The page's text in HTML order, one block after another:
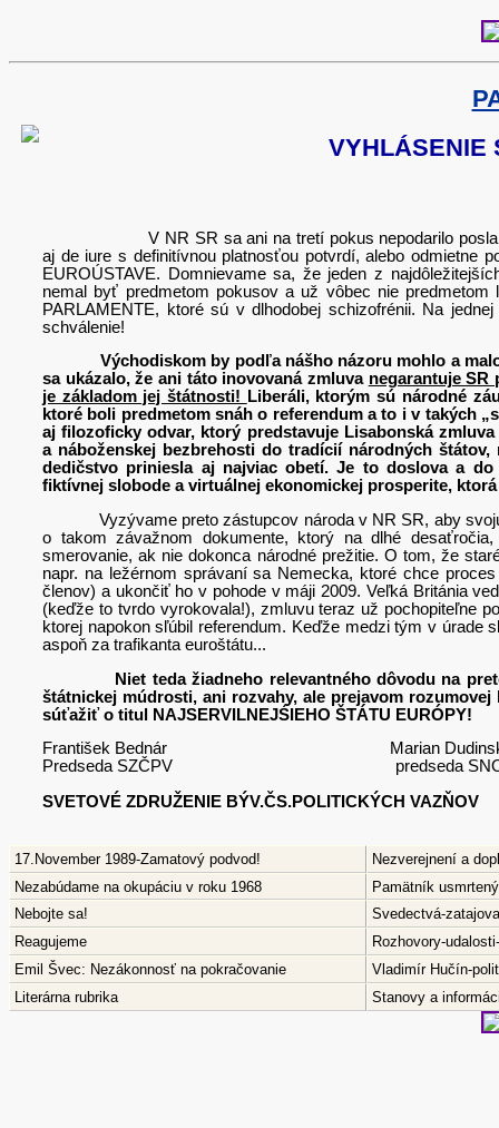
VYHLÁSENIE
V NR SR sa ani na tretí pokus nepodarilo poslancom
aj de iure s definitívnou platnosťou potvrdí, alebo odmietne
EUROÚSTAVE. Domnievame sa, že jeden z
nemal byť predmetom pokusov a už vôbec nie
PARLAMENTE, ktoré sú v dlhodobej schizofrénii. Na
schválenie!
Východiskom by podľa nášho názoru mohlo a malo
sa ukázalo, že ani táto inovovaná zmluva negarantuje SR
je základom jej štátnosti!
Liberáli, ktorým sú národné
ktoré boli predmetom snáh o referendum a to i v takých
aj filozoficky odvar, ktorý predstavuje Lisabonská
a náboženskej bezbrehosti do tradícií národných
dedičstvo priniesla aj najviac obetí. Je to doslova a
fiktívnej slobode a virtuálnej ekonomickej prosperite,
Vyzývame preto zástupcov národa v NR SR, aby svoju
o takom závažnom dokumente, ktorý na dlhé
smerovanie, ak nie dokonca národné prežitie. O tom, že
napr. na ležérnom správaní sa Nemecka, ktoré chce
členov) a ukončiť ho v pohode v máji 2009. Veľká Británia
(keďže to tvrdo vyrokovala!), zmluvu teraz už pochopiteľne
ktorej napokon sľúbil referendum. Keďže medzi tým v
aspoň za trafikanta euroštátu...
Niet teda žiadneho relevantného dôvodu na
štátnickej múdrosti, ani rozvahy, ale prejavom
súťažiť o titul NAJSERVILNEJŚIEHO ŠTÁTU EURÓPY!
František Bednár Marian
Predseda SZČPV predseda
SVETOVÉ ZDRUŽENIE BÝV.ČS.POLITICKÝCH VAZŇOV
17.November 1989-Zamatový podvod!
Nezverejnení a
Nezabúdame na okupáciu v roku 1968
Pamätník
Nebojte sa!
Svedectvá-
Reagujeme
Rozhovory-
Emil Švec: Nezákonnosť na pokračovanie
Vladimír Hučín-
Literárna rubrika
Stanovy a